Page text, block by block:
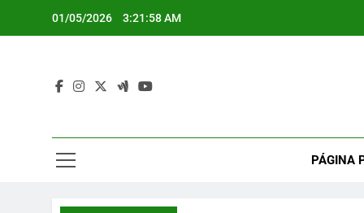
01/05/2026 3:21:59 AM
PÁGINA